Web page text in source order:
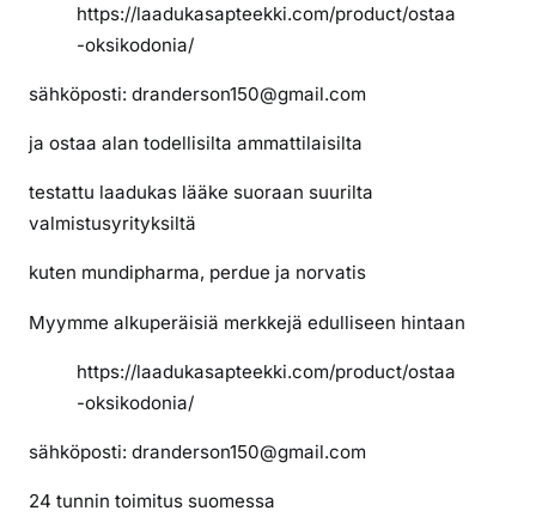
r
l
l
s
t
v
o
https://laadukasapteekki.com/product/ostaa
-oksikodonia/
sähköposti: dranderson150@gmail.com
ja ostaa alan todellisilta ammattilaisilta
testattu laadukas lääke suoraan suurilta
valmistusyrityksiltä
kuten mundipharma, perdue ja norvatis
Myymme alkuperäisiä merkkejä edulliseen hintaan
https://laadukasapteekki.com/product/ostaa
-oksikodonia/
sähköposti: dranderson150@gmail.com
24 tunnin toimitus suomessa